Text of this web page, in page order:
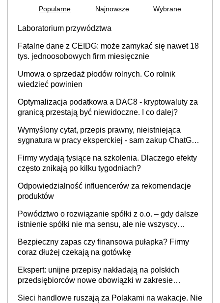
Popularne Najnowsze Wybrane
Laboratorium przywództwa
Fatalne dane z CEIDG: może zamykać się nawet 18
tys. jednoosobowych firm miesięcznie
Umowa o sprzedaż płodów rolnych. Co rolnik
wiedzieć powinien
Optymalizacja podatkowa a DAC8 - kryptowaluty za
granicą przestają być niewidoczne. I co dalej?
Wymyślony cytat, przepis prawny, nieistniejąca
sygnatura w pracy eksperckiej - sam zakup ChatGPT
Firmy wydają tysiące na szkolenia. Dlaczego efekty
często znikają po kilku tygodniach?
Odpowiedzialność influencerów za rekomendacje
produktów
Powództwo o rozwiązanie spółki z o.o. – gdy dalsze
istnienie spółki nie ma sensu, ale nie wszyscy
Bezpieczny zapas czy finansowa pułapka? Firmy
coraz dłużej czekają na gotówkę
Ekspert: unijne przepisy nakładają na polskich
przedsiębiorców nowe obowiązki w zakresie
Sieci handlowe ruszają za Polakami na wakacje. Nie